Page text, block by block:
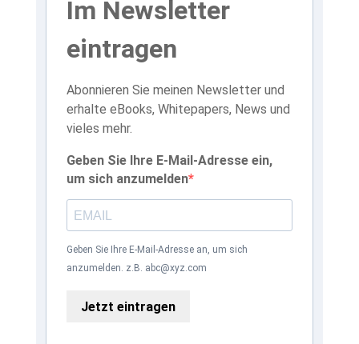
Im Newsletter
eintragen
Abonnieren Sie meinen Newsletter und
erhalte eBooks, Whitepapers, News und
vieles mehr.
Geben Sie Ihre E-Mail-Adresse ein,
um sich anzumelden
Geben Sie Ihre E-Mail-Adresse an, um sich
anzumelden. z.B. abc@xyz.com
Jetzt eintragen